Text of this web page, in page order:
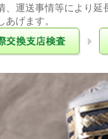
、運送事情等により
げます。